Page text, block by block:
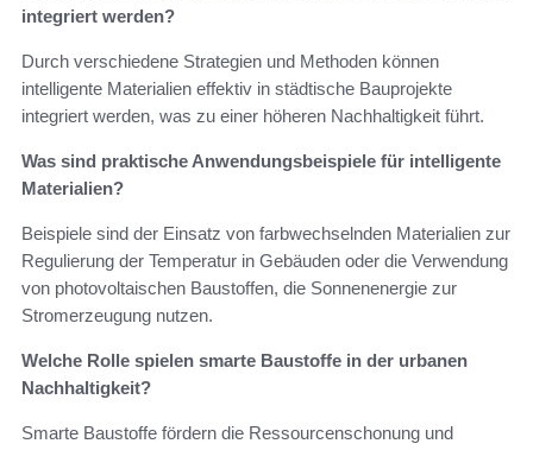
integriert werden?
Durch verschiedene Strategien und Methoden können
intelligente Materialien effektiv in städtische Bauprojekte
integriert werden, was zu einer höheren Nachhaltigkeit führt.
Was sind praktische Anwendungsbeispiele für intelligente
Materialien?
Beispiele sind der Einsatz von farbwechselnden Materialien zur
Regulierung der Temperatur in Gebäuden oder die Verwendung
von photovoltaischen Baustoffen, die Sonnenenergie zur
Stromerzeugung nutzen.
Welche Rolle spielen smarte Baustoffe in der urbanen
Nachhaltigkeit?
Smarte Baustoffe fördern die Ressourcenschonung und